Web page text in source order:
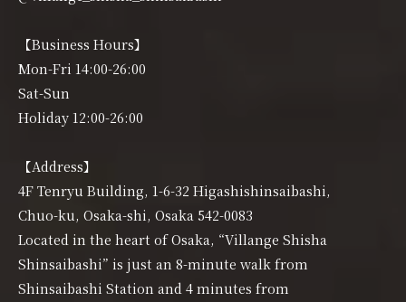
【Business Hours】
Mon-Fri 14:00-26:00
Sat-Sun
Holiday 12:00-26:00
【Address】
4F Tenryu Building, 1-6-32 Higashishinsaibashi,
Chuo-ku, Osaka-shi, Osaka 542-0083
Located in the heart of Osaka, “Villange Shisha
Shinsaibashi” is just an 8-minute walk from
Shinsaibashi Station and 4 minutes from